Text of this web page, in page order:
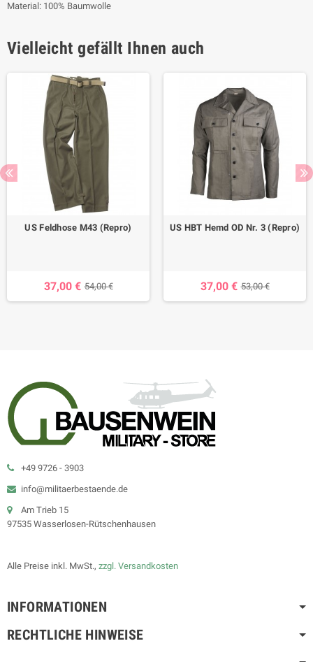
Material: 100% Baumwolle
Vielleicht gefällt Ihnen auch
US Feldhose M43 (Repro)
37,00 € 54,00 €
US HBT Hemd OD Nr. 3 (Repro)
37,00 € 53,00 €
+49 9726 - 3903
info@militaerbestaende.de
Am Trieb 15
97535 Wasserlosen-Rütschenhausen
Alle Preise inkl. MwSt., zzgl. Versandkosten
INFORMATIONEN
RECHTLICHE HINWEISE